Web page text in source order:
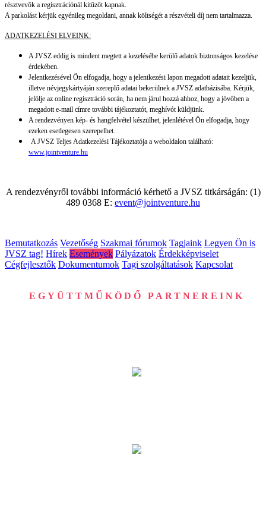
résztvevők a regisztrációnál kitűzőt kapnak.
A parkolást kérjük egyénileg megoldani, annak költségét a részvételi díj nem tartalmazza.
ADATKEZELÉSI ELVEINK:
A JVSZ eddig is mindent megtett a kezelésébe kerülő adatok biztonságos kezelése
érdekében.
Jelentkezésével Ön elfogadja, hogy a jelentkezési lapon megadott adatait kezeljük,
illetve névjegykártyáján szereplő adatai bekerülnek a JVSZ adatbázisába. Kérjük,
jelölje az online regisztráció során, ha nem járul hozzá ahhoz, hogy a jövőben a
megadott e-mail címre további tájékoztatót, meghívót küldjünk.
A rendezvényen kép- és hangfelvétel készülhet, jelenlétével Ön elfogadja, hogy
ezeken esetlegesen szerepelhet.
A JVSZ Teljes Adatkezelési Tájékoztatója a weboldalon található:
www.jointventure.hu
A rendezvényről további információ kérhető a JVSZ titkárságán: (1)
489 0368 E: event@jointventure.hu
Bemutatkozás Vezetőség Szakmai fórumok Tagjaink Legyen Ön is
JVSZ tag! Hírek Események Pályázatok Érdekképviselet
Cégfejlesztők Dokumentumok Tagi szolgáltatások Kapcsolat
EGYÜTTMŰKÖDŐ PARTNEREINK